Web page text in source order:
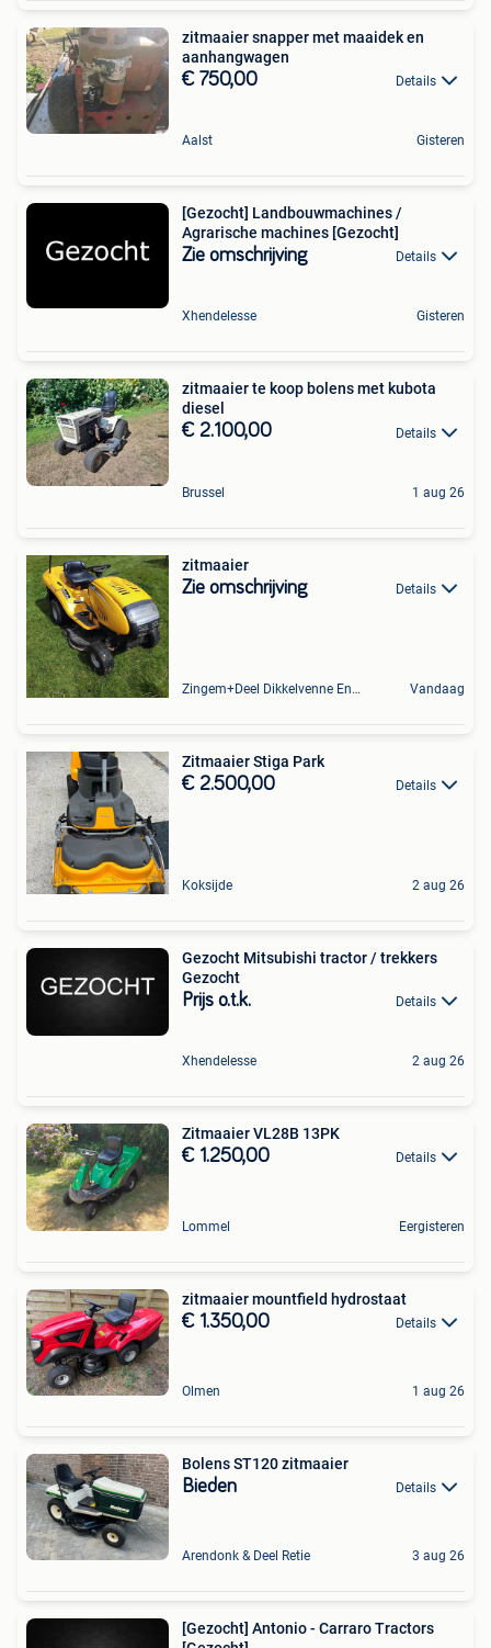
zitmaaier snapper met maaidek en
aanhangwagen
€ 750,00 Details
Aalst Gisteren
[Gezocht] Landbouwmachines /
Agrarische machines [Gezocht]
Zie omschrijving Details
Xhendelesse Gisteren
zitmaaier te koop bolens met kubota
diesel
€ 2.100,00 Details
Brussel 1 aug 26
zitmaaier
Zie omschrijving Details
Zingem+Deel Dikkelvenne En Nederzwalm-Hermelgem Vandaag
Zitmaaier Stiga Park
€ 2.500,00 Details
Koksijde 2 aug 26
Gezocht Mitsubishi tractor / trekkers
Gezocht
Prijs o.t.k. Details
Xhendelesse 2 aug 26
Zitmaaier VL28B 13PK
€ 1.250,00 Details
Lommel Eergisteren
zitmaaier mountfield hydrostaat
€ 1.350,00 Details
Olmen 1 aug 26
Bolens ST120 zitmaaier
Bieden Details
Arendonk & Deel Retie 3 aug 26
[Gezocht] Antonio - Carraro Tractors